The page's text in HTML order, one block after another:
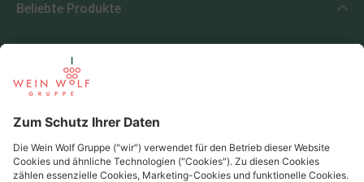
Beliebte Produkte
Beliebte Regionen
Beliebte Produzenten
Wein Wolf